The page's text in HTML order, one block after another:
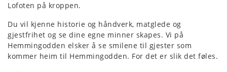
Lofoten på kroppen.
Du vil kjenne historie og håndverk, matglede og
gjestfrihet og se dine egne minner skapes. Vi på
Hemmingodden elsker å se smilene til gjester som
kommer heim til Hemmingodden. For det er slik det føles.